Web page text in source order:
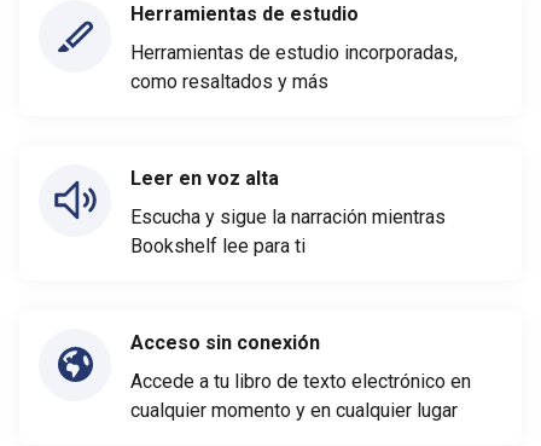
Herramientas de estudio
Herramientas de estudio incorporadas,
como resaltados y más
Leer en voz alta
Escucha y sigue la narración mientras
Bookshelf lee para ti
Acceso sin conexión
Accede a tu libro de texto electrónico en
cualquier momento y en cualquier lugar